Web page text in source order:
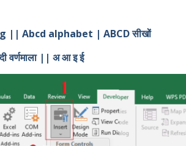
|| Abcd alphabet | ABCD सीखों
वर्णमाला || अ आ इ ई